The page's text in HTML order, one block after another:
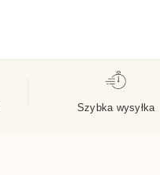
Szybka wysyłka